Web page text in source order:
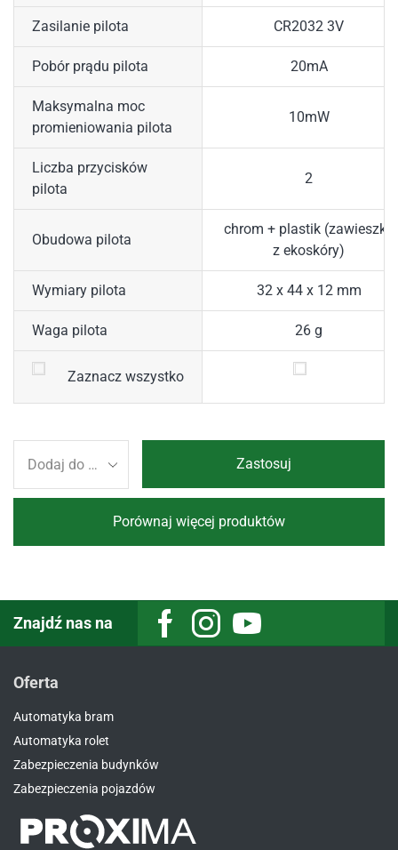
Zasilanie pilota CR2032 3V
Pobór prądu pilota 20mA
Maksymalna moc
promieniowania pilota
10mW
Liczba przycisków
pilota
2
Obudowa pilota
chrom + plastik (zawieszka
z ekoskóry)
Wymiary pilota 32 x 44 x 12 mm
Waga pilota 26 g
Zaznacz wszystko
Zastosuj
Porównaj więcej produktów
Znajdź nas na
Oferta
Automatyka bram
Automatyka rolet
Zabezpieczenia budynków
Zabezpieczenia pojazdów